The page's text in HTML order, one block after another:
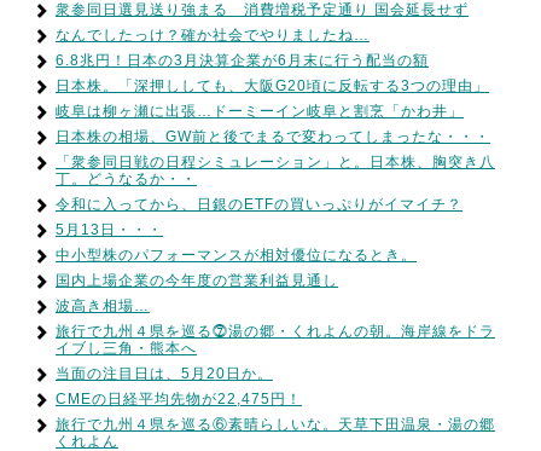
衆参同日選見送り強まる 消費増税予定通り 国会延長せず
なんでしたっけ？確か社会でやりましたね…
6.8兆円！日本の3月決算企業が6月末に行う配当の額
日本株。「深押ししても、大阪G20頃に反転する3つの理由」
岐阜は柳ヶ瀬に出張…ドーミーイン岐阜と割烹「かわ井」
日本株の相場、GW前と後でまるで変わってしまったな・・・
「衆参同日戦の日程シミュレーション」と。日本株、胸突き八
丁。どうなるか・・
令和に入ってから、日銀のETFの買いっぷりがイマイチ？
5月13日・・・
中小型株のパフォーマンスが相対優位になるとき。
国内上場企業の今年度の営業利益見通し
波高き相場…
旅行で九州４県を巡る⓻湯の郷・くれよんの朝。海岸線をドラ
イブし三角・熊本へ
当面の注目日は、5月20日か。
CMEの日経平均先物が22,475円！
旅行で九州４県を巡る⑥素晴らしいな。天草下田温泉・湯の郷
くれよん